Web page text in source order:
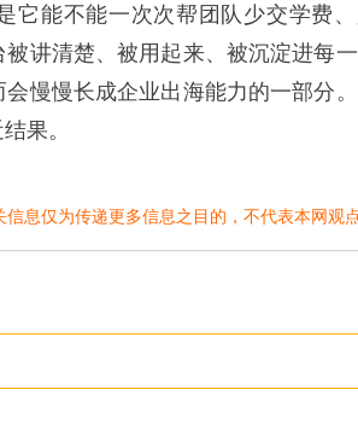
能不能一次次帮团队少交学费
讲清楚、被用起来、被沉淀进每
慢慢长成企业出海能力的一部分
果。
息仅为传递更多信息之目的，不代表本网观